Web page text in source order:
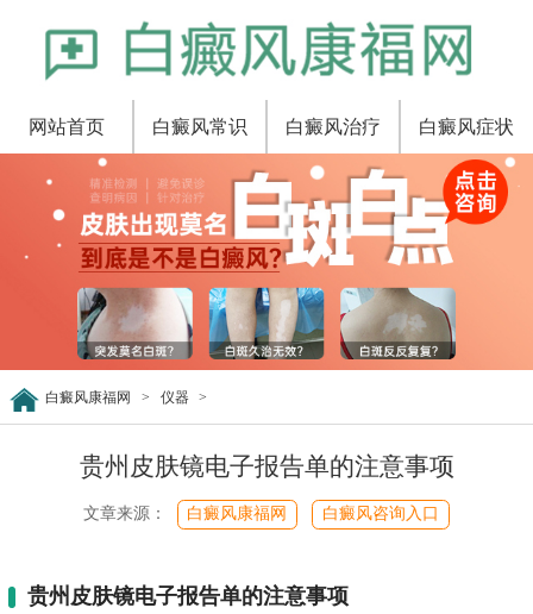
网站首页 白癜风常识 白癜风治疗 白癜风症状
白癜风康福网 > 仪器 >
贵州皮肤镜电子报告单的注意事项
文章来源： 白癜风康福网 白癜风咨询入口
贵州皮肤镜电子报告单的注意事项